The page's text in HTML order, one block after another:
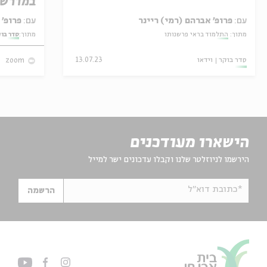
עם: פרופ׳ אברהם (רמי) ריינר
מתוך: התלמוד בראי פרשנותו
סדר בוקר וידאו 13.07.23
עם: פרופ' אביגדור שנאן
מתוך:סדר
zoom
הישארו מעודכנים
הירשמו לניוזלטר שלנו וקבלו עדכונים ישר למייל
*כתובת דוא"ל הרשמה